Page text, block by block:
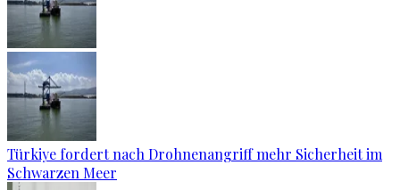
Türkiye fordert nach Drohnenangriff mehr Sicherheit im
Schwarzen Meer